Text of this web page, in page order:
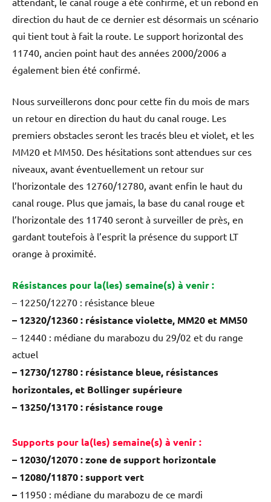
direction du haut de ce dernier est désormais un scénario
qui tient tout à fait la route. Le support horizontal des
11740, ancien point haut des années 2000/2006 a
également bien été confirmé.
Nous surveillerons donc pour cette fin du mois de mars
un retour en direction du haut du canal rouge. Les
premiers obstacles seront les tracés bleu et violet, et les
MM20 et MM50. Des hésitations sont attendues sur ces
niveaux, avant éventuellement un retour sur
l’horizontale des 12760/12780, avant enfin le haut du
canal rouge. Plus que jamais, la base du canal rouge et
l’horizontale des 11740 seront à surveiller de près, en
gardant toutefois à l’esprit la présence du support LT
orange à proximité.
Résistances pour la(les) semaine(s) à venir :
– 12250/12270 : résistance bleue
– 12320/12360 : résistance violette, MM20 et MM50
– 12440 : médiane du marabozu du 29/02 et du range
actuel
– 12730/12780 : résistance bleue, résistances
horizontales, et Bollinger supérieure
– 13250/13170 : résistance rouge
Supports pour la(les) semaine(s) à venir :
– 12030/12070 : zone de support horizontale
– 12080/11870 : support vert
– 11950 : médiane du marabozu de ce mardi